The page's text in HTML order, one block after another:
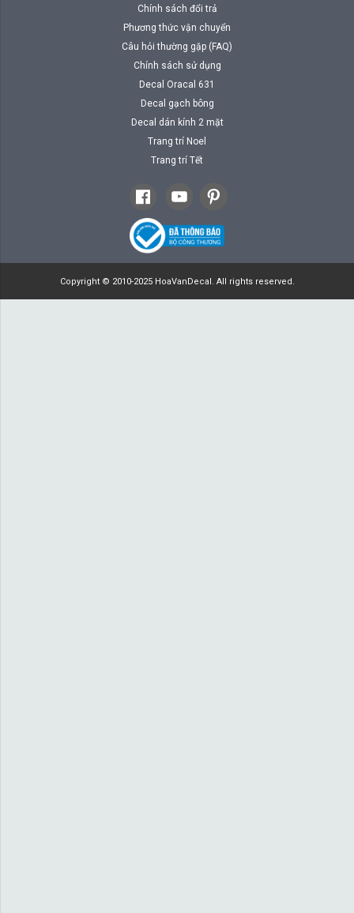
Chính sách đổi trả
Phương thức vận chuyển
Câu hỏi thường gặp (FAQ)
Chính sách sử dụng
Decal Oracal 631
Decal gạch bông
Decal dán kính 2 mặt
Trang trí Noel
Trang trí Tết
Copyright © 2010-2025 HoaVanDecal. All rights reserved.